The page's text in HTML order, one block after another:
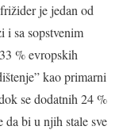
je jedan od
i sa sopstvenim
% evropskih
kao primarni
se dodatnih 24 %
bi u njih stale sve